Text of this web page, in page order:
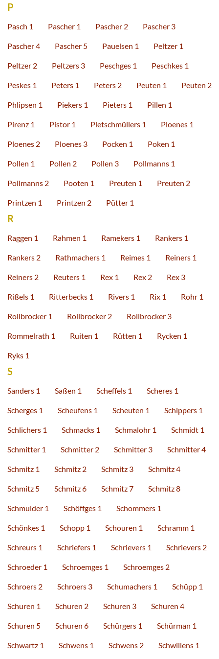
P
Pasch 1 Pascher 1 Pascher 2 Pascher 3
Pascher 4 Pascher 5 Pauelsen 1 Peltzer 1
Peltzer 2 Peltzers 3 Peschges 1 Peschkes 1
Peskes 1 Peters 1 Peters 2 Peuten 1 Peuten 2
Phlipsen 1 Piekers 1 Pieters 1 Pillen 1
Pirenz 1 Pistor 1 Pletschmüllers 1 Ploenes 1
Ploenes 2 Ploenes 3 Pocken 1 Poken 1
Pollen 1 Pollen 2 Pollen 3 Pollmanns 1
Pollmanns 2 Pooten 1 Preuten 1 Preuten 2
Printzen 1 Printzen 2 Pütter 1
R
Raggen 1 Rahmen 1 Ramekers 1 Rankers 1
Rankers 2 Rathmachers 1 Reimes 1 Reiners 1
Reiners 2 Reuters 1 Rex 1 Rex 2 Rex 3
Rißels 1 Ritterbecks 1 Rivers 1 Rix 1 Rohr 1
Rollbrocker 1 Rollbrocker 2 Rollbrocker 3
Rommelrath 1 Ruiten 1 Rütten 1 Rycken 1
Ryks 1
S
Sanders 1 Saßen 1 Scheffels 1 Scheres 1
Scherges 1 Scheufens 1 Scheuten 1 Schippers 1
Schlichers 1 Schmacks 1 Schmalohr 1 Schmidt 1
Schmitter 1 Schmitter 2 Schmitter 3 Schmitter 4
Schmitz 1 Schmitz 2 Schmitz 3 Schmitz 4
Schmitz 5 Schmitz 6 Schmitz 7 Schmitz 8
Schmulder 1 Schöffges 1 Schommers 1
Schönkes 1 Schopp 1 Schouren 1 Schramm 1
Schreurs 1 Schriefers 1 Schrievers 1 Schrievers 2
Schroeder 1 Schroemges 1 Schroemges 2
Schroers 2 Schroers 3 Schumachers 1 Schüpp 1
Schuren 1 Schuren 2 Schuren 3 Schuren 4
Schuren 5 Schuren 6 Schürgers 1 Schürman 1
Schwartz 1 Schwens 1 Schwens 2 Schwillens 1